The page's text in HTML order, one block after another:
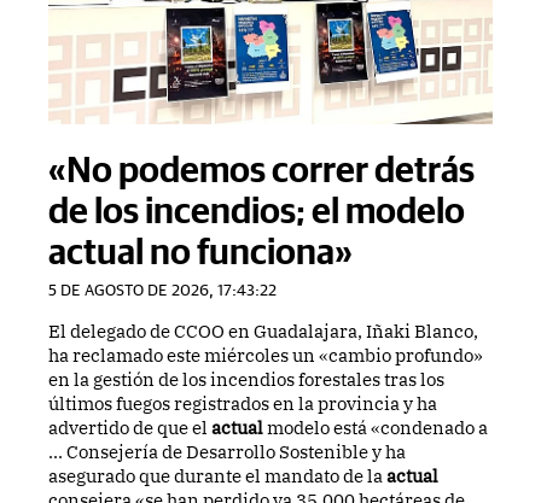
«No podemos correr detrás
de los incendios; el modelo
actual no funciona»
5 DE AGOSTO DE 2026, 17:43:22
El delegado de CCOO en Guadalajara, Iñaki Blanco,
ha reclamado este miércoles un «cambio profundo»
en la gestión de los incendios forestales tras los
últimos fuegos registrados en la provincia y ha
advertido de que el actualmodelo está «condenado a
... Consejería de Desarrollo Sostenible y ha
asegurado que durante el mandato de laactual